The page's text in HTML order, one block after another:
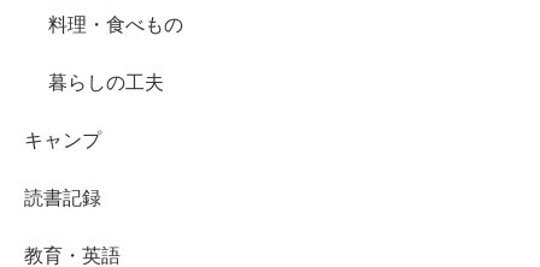
料理・食べもの
暮らしの工夫
キャンプ
読書記録
教育・英語